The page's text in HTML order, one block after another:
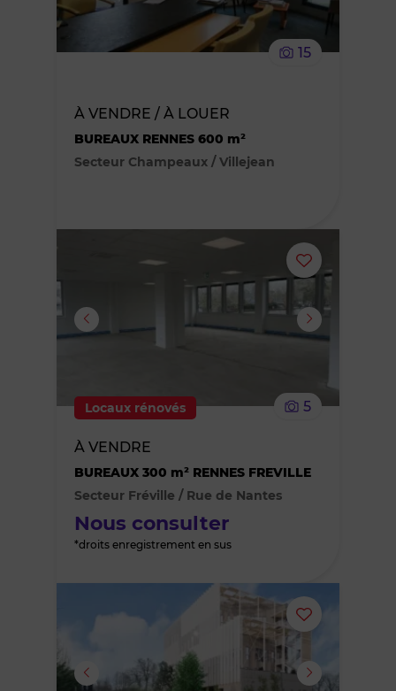
15
À VENDRE / À LOUER
BUREAUX RENNES 600 m²
Secteur Champeaux / Villejean
Ajouter
ou
supprimer
Locaux rénovés 5
À VENDRE
BUREAUX 300 m² RENNES FREVILLE
Secteur Fréville / Rue de Nantes
Nous consulter
*droits enregistrement en sus
Ajouter